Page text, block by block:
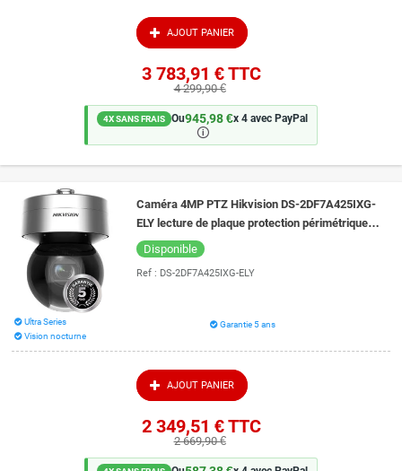
AJOUT PANIER
3 783,91 €TTC
4 299,90 €
4X SANS FRAIS Ou945,98 €x 4 avec PayPal
🛈
Caméra 4MP PTZ Hikvision DS-2DF7A425IXG-
ELY lecture de plaque protection périmétrique
vision de nuit 300 mètres
Disponible
Ref : DS-2DF7A425IXG-ELY
Ultra Series
Vision nocturne
Garantie 5 ans
AJOUT PANIER
2 349,51 €TTC
2 669,90 €